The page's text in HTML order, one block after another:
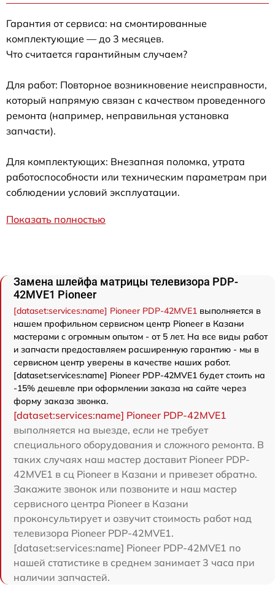
Гарантия от сервиса: на смонтированные
комплектующие — до 3 месяцев.
Что считается гарантийным случаем?
Для работ: Повторное возникновение неисправности,
который напрямую связан с качеством проведенного
ремонта (например, неправильная установка
запчасти).
Для комплектующих: Внезапная поломка, утрата
работоспособности или техническим параметрам при
соблюдении условий эксплуатации.
Показать полностью
Замена шлейфа матрицы телевизора PDP-
42MVE1 Pioneer
[dataset:services:name] Pioneer PDP-42MVE1 выполняется в
нашем профильном сервисном центр Pioneer в Казани
мастерами с огромным опытом - от 5 лет. На все виды работ
и запчасти предоставляем расширенную гарантию - мы в
сервисном центр уверены в качестве наших работ.
[dataset:services:name] Pioneer PDP-42MVE1 будет стоить на
-15% дешевле при оформлении заказа на сайте через
форму заказа звонка.
[dataset:services:name] Pioneer PDP-42MVE1
выполняется на выезде, если не требует
специального оборудования и сложного ремонта. В
таких случаях наш мастер доставит Pioneer PDP-
42MVE1 в сц Pioneer в Казани и привезет обратно.
Закажите звонок или позвоните и наш мастер
сервисного центра Pioneer в Казани
проконсультирует и озвучит стоимость работ над
телевизора Pioneer PDP-42MVE1.
[dataset:services:name] Pioneer PDP-42MVE1 по
нашей статистике в среднем занимает 3 часа при
наличии запчастей.